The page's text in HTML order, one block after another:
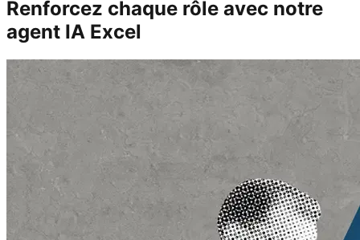
Renforcez chaque rôle avec notre
agent IA Excel